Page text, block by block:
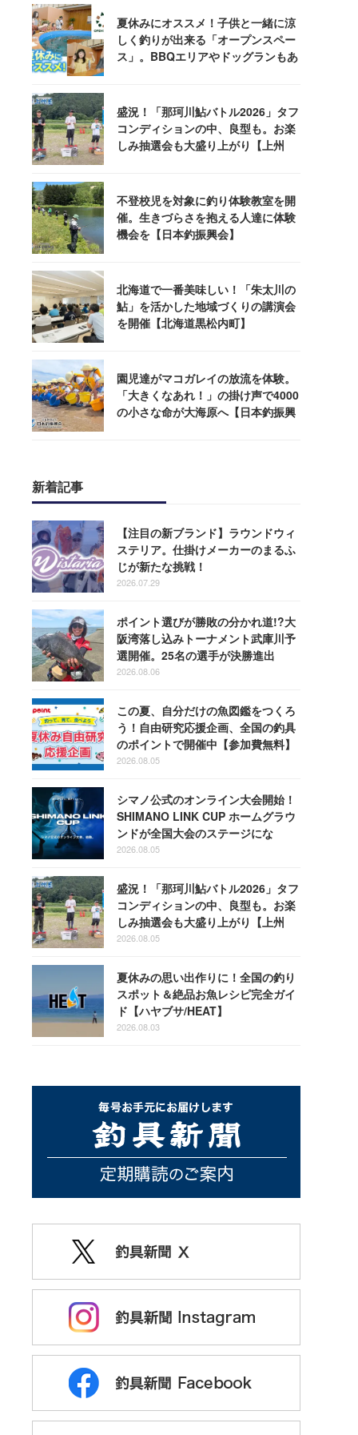
夏休みにオススメ！子供と一緒に涼
しく釣りが出来る「オープンスペー
ス」。BBQエリアやドッグランもあ
盛況！「那珂川鮎バトル2026」タフ
コンディションの中、良型も。お楽
しみ抽選会も大盛り上がり【上州
不登校児を対象に釣り体験教室を開
催。生きづらさを抱える人達に体験
機会を【日本釣振興会】
北海道で一番美味しい！「朱太川の
鮎」を活かした地域づくりの講演会
を開催【北海道黒松内町】
園児達がマコガレイの放流を体験。
「大きくなあれ！」の掛け声で4000
の小さな命が大海原へ【日本釣振興
新着記事
【注目の新ブランド】ラウンドウィ
ステリア。仕掛けメーカーのまるふ
じが新たな挑戦！
2026.07.29
ポイント選びが勝敗の分かれ道!?大
阪湾落し込みトーナメント武庫川予
選開催。25名の選手が決勝進出
2026.08.06
この夏、自分だけの魚図鑑をつくろ
う！自由研究応援企画、全国の釣具
のポイントで開催中【参加費無料】
2026.08.05
シマノ公式のオンライン大会開始！
SHIMANO LINK CUP ホームグラウ
ンドが全国大会のステージにな
る！
2026.08.05
盛況！「那珂川鮎バトル2026」タフ
コンディションの中、良型も。お楽
しみ抽選会も大盛り上がり【上州
屋】
2026.08.05
夏休みの思い出作りに！全国の釣り
スポット＆絶品お魚レシピ完全ガイ
ド【ハヤブサ/HEAT】
2026.08.03